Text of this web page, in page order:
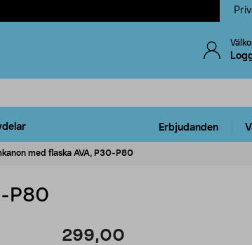
Erbjudanden
med flaska AVA, P30-P80
P80
299,00